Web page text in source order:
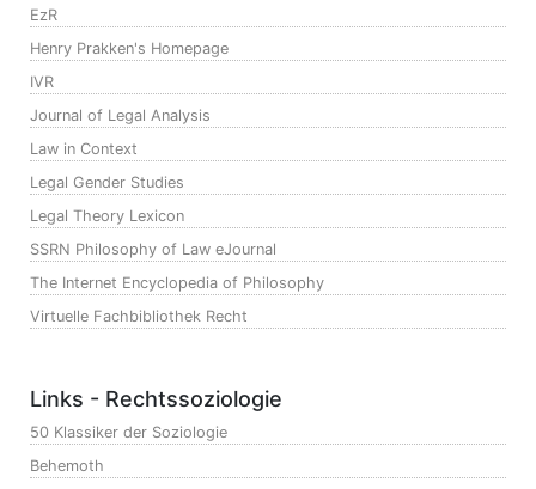
EzR
Henry Prakken's Homepage
IVR
Journal of Legal Analysis
Law in Context
Legal Gender Studies
Legal Theory Lexicon
SSRN Philosophy of Law eJournal
The Internet Encyclopedia of Philosophy
Virtuelle Fachbibliothek Recht
Links - Rechtssoziologie
50 Klassiker der Soziologie
Behemoth